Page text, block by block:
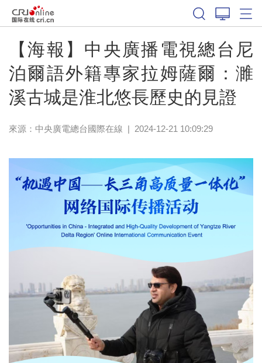
【海報】中央廣播電視總台尼
泊爾語外籍專家拉姆薩爾：濉
溪古城是淮北悠長歷史的見證
來源：中央廣電總台國際在線 | 2024-12-21 10:09:29